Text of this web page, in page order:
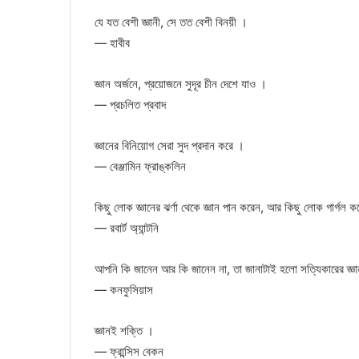
যে যত বেশী জ্ঞানী, সে তত বেশী বিনয়ী ।
— হাবীব
জ্ঞান অর্জনে, প্রয়োজনে সুদূর চীন দেশে যাও ।
— প্রচলিত প্রবাদ
জ্ঞানের বিনিয়োগ সেরা সুদ প্রদান করে ।
— বেঞ্জামিন ফ্রাঙ্কলিন
কিছু লোক জ্ঞানের ঝর্ণা থেকে জ্ঞান পান করেন, আর কিছু লোক গার্গল
— রবার্ট অ্যান্টনি
আপনি কি জানেন আর কি জানেন না, তা জানাটাই হলো সত্যিকারের
— কনফুসিয়াস
জ্ঞানই শক্তি ।
— ফ্রান্সিস বেকন